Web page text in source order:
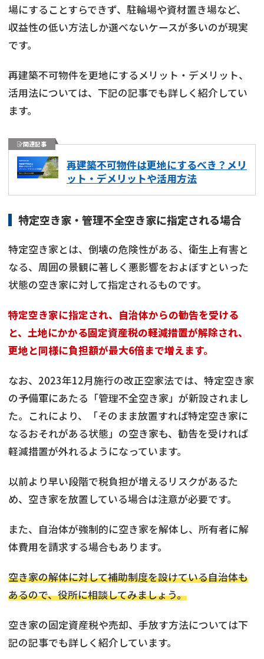
場にすることすらできず、駐輪場や資材置き場など、
収益性の低い方法しか選べないケースが多いのが現実
です。
再建築不可物件を更地にするメリット・デメリット、
活用法については、下記の記事でも詳しく紹介してい
ます。
関連記事
再建築不可物件は更地にするべき？メリ
ット・デメリットや活用方法
特定空き家・管理不全空き家に指定される場合
特定空き家とは、倒壊の危険性がある、衛生上有害と
なる、周囲の景観に著しく悪影響をおよぼすといった
状態の空き家に対して指定されるものです。
特定空き家に指定され、自治体からの勧告を受ける
と、土地にかかる固定資産税の軽減措置が解除され、
更地と同様に負担額が最大6倍まで増えます。
なお、2023年12月施行の改正空家法では、特定空き家
の予備軍にあたる「管理不全空き家」が新設されまし
た。これにより、「そのまま放置すれば特定空き家に
なるおそれがある状態」の空き家も、勧告を受ければ
軽減措置が外れるようになっています。
以前より早い段階で税負担が増えるリスクがあるた
め、空き家を放置している場合は注意が必要です。
また、自治体が強制的に空き家を解体し、所有者に解
体費用を請求する場合もあります。
空き家の解体に対して補助制度を設けている自治体も
あるので、役所に相談してみましょう。
空き家の固定資産税や売却、手放す方法については下
記の記事でも詳しく紹介しています。